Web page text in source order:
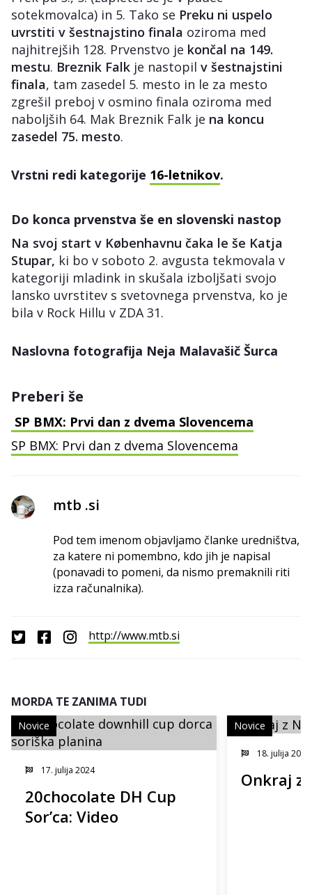
sotekmovalca) in 5. Tako se Preku ni uspelo
uvrstiti v šestnajstino finala oziroma med
najhitrejših 128. Prvenstvo je končal na 149.
mestu. Breznik Falk je nastopil v šestnajstini
finala, tam zasedel 5. mesto in le za mesto
zgrešil preboj v osmino finala oziroma med
naboljših 64. Mak Breznik Falk je na koncu
zasedel 75. mesto.
Vrstni redi kategorije 16-letnikov.
Do konca prvenstva še en slovenski nastop
Na svoj start v Københavnu čaka le še Katja
Stupar, ki bo v soboto 2. avgusta tekmovala v
kategoriji mladink in skušala izboljšati svojo
lansko uvrstitev s svetovnega prvenstva, ko je
bila v Rock Hillu v ZDA 31.
Naslovna fotografija Neja Malavašič Šurca
Preberi še
SP BMX: Prvi dan z dvema Slovencema
SP BMX: Prvi dan z dvema Slovencema
mtb .si
Pod tem imenom objavljamo članke uredništva,
za katere ni pomembno, kdo jih je napisal
(ponavadi to pomeni, da nismo premaknili riti
izza računalnika).
http://www.mtb.si
MORDA TE ZANIMA TUDI
17. julija 2024
20chocolate DH Cup
Sor’ca: Video
Novice
18. julija 2024
Onkraj z
Novice